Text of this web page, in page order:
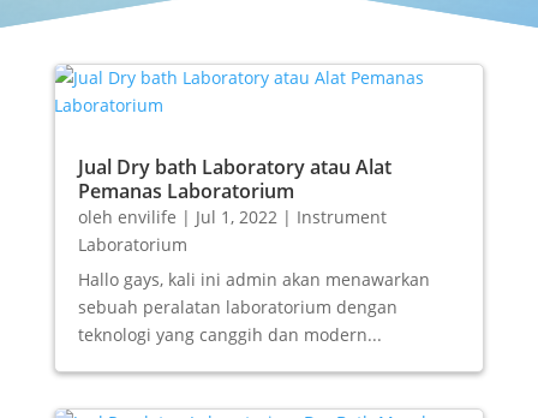
Jual Dry bath Laboratory atau Alat
Pemanas Laboratorium
oleh envilife | Jul 1, 2022 | Instrument
Laboratorium
Hallo gays, kali ini admin akan menawarkan
sebuah peralatan laboratorium dengan
teknologi yang canggih dan modern...